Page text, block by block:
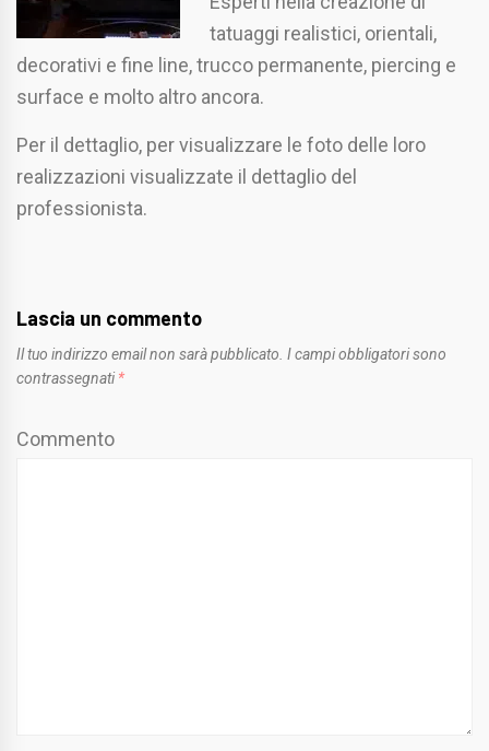
tatuaggi realistici, orientali,
decorativi e fine line, trucco permanente, piercing e
surface e molto altro ancora.
Per il dettaglio, per visualizzare le foto delle loro
realizzazioni visualizzate il dettaglio del
professionista.
Lascia un commento
Il tuo indirizzo email non sarà pubblicato. I campi obbligatori sono
contrassegnati *
Commento